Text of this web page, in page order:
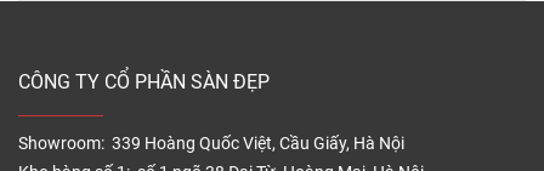
CÔNG TY CỔ PHẦN SÀN ĐẸP
Showroom: 339 Hoàng Quốc Việt, Cầu Giấy, Hà Nội